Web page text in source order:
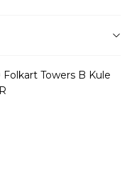
Towers B Kule